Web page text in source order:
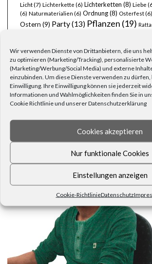
Wir verwenden Dienste von Drittanbietern, die uns
zu optimieren (Marketing/Tracking), personalisierte
(Marketing/Werbung/Social Media) und externe
einzubinden. Um diese Dienste verwenden zu
Einwilligung. Ihre Einwilligung können sie jederzeit
Informationen und Wahlmöglichkeiten finden Sie in
Cookie Richtlinie und unserer Datenschutzerklärung
Cookies akzeptieren
Nur funktionale Cookies
Einstellungen anzeigen
Cookie-RichtlinieDatenschutz
Licht(7) Lichterkette (6) Lichterketten (8) Liebe
(6) Naturmaterialien (6) Ordnung(8) Osterfest(6)
Ostern (9) Party(13) Pflanzen (19)
Tischdecken (6) Weihnachten (22)
Wärme(6) Zuhause(23) Übertöpfe(6)
FRAGEN, ANREGUNGEN, WÜNSCHE?